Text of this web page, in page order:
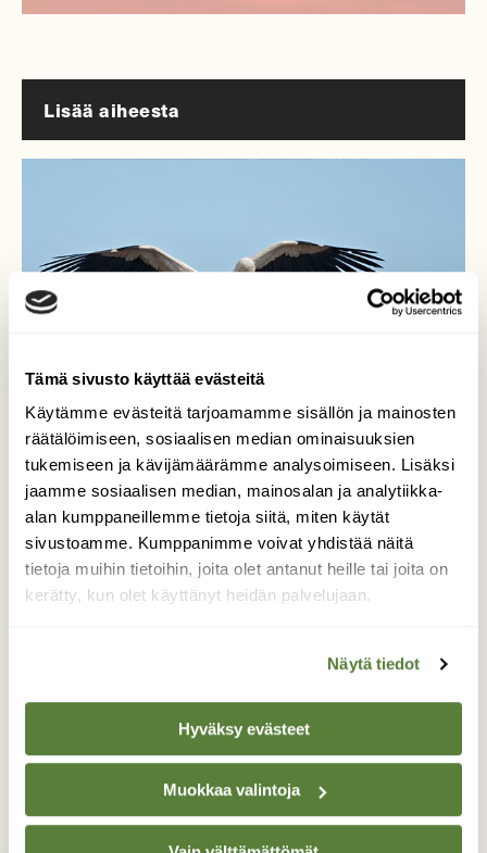
Tämä sivusto käyttää evästeitä
Käytämme evästeitä tarjoamamme sisällön ja mainosten
räätälöimiseen, sosiaalisen median ominaisuuksien
tukemiseen ja kävijämäärämme analysoimiseen. Lisäksi
jaamme sosiaalisen median, mainosalan ja analytiikka-
alan kumppaneillemme tietoja siitä, miten käytät
sivustoamme. Kumppanimme voivat yhdistää näitä
tietoja muihin tietoihin, joita olet antanut heille tai joita on
kerätty, kun olet käyttänyt heidän palvelujaan.
Näytä tiedot
Hyväksy evästeet
Muokkaa valintoja
Lisää aiheesta
UUTISET
Kattohaikaran pesintä on levittäytymisyritys